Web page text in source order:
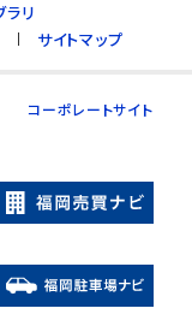
事業の承継
、承継前の
囲内におい
部を委託す
、委託先と
管理･監査を
ラリ
サイトマップ
コーポレートサイト